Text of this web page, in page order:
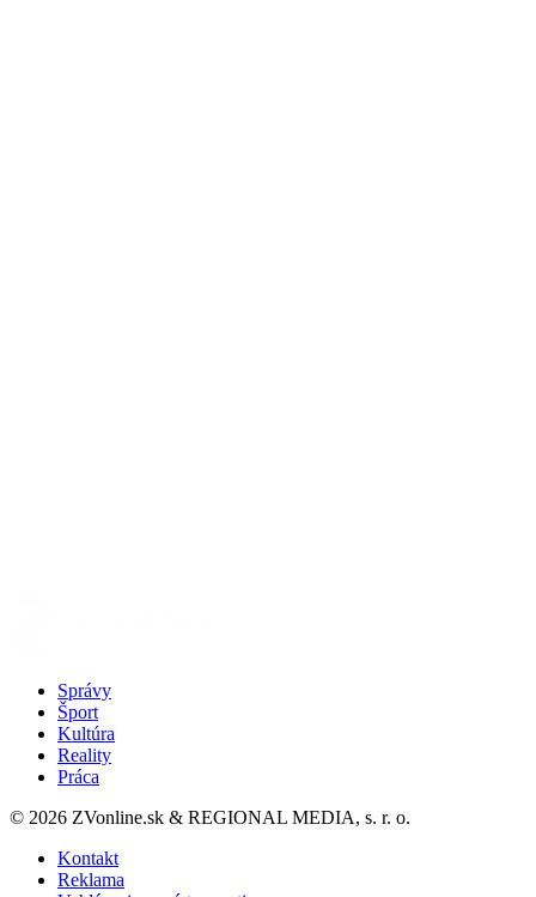
Správy
Šport
Kultúra
Reality
Práca
© 2026 ZVonline.sk & REGIONAL MEDIA, s. r. o.
Kontakt
Reklama